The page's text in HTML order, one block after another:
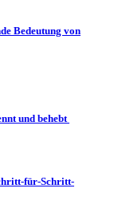
Bedeutung von
und behebt
für-Schritt-